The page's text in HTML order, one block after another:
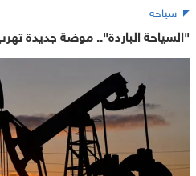
سياحة
"السياحة الباردة".. موضة جديدة